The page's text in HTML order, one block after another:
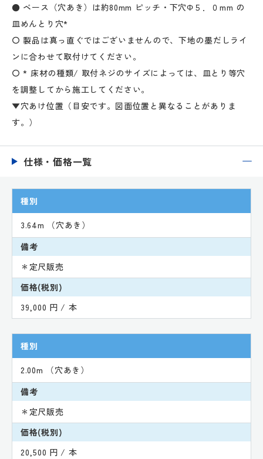
● ベース（穴あき）は約80mm ピッチ・下穴Φ５．０mm の
皿めんとり穴*
〇 製品は真っ直ぐではございませんので、下地の墨だしライ
ンに合わせて取付けてください。
〇 * 床材の種類/ 取付ネジのサイズによっては、皿とり等穴
を調整してから施工してください。
▼穴あけ位置（目安です。図面位置と異なることがありま
す。）
仕様・価格一覧
種別
3.64m （穴あき）
備考
＊定尺販売
価格(税別)
39,000 円 / 本
種別
2.00m （穴あき）
備考
＊定尺販売
価格(税別)
20,500 円 / 本